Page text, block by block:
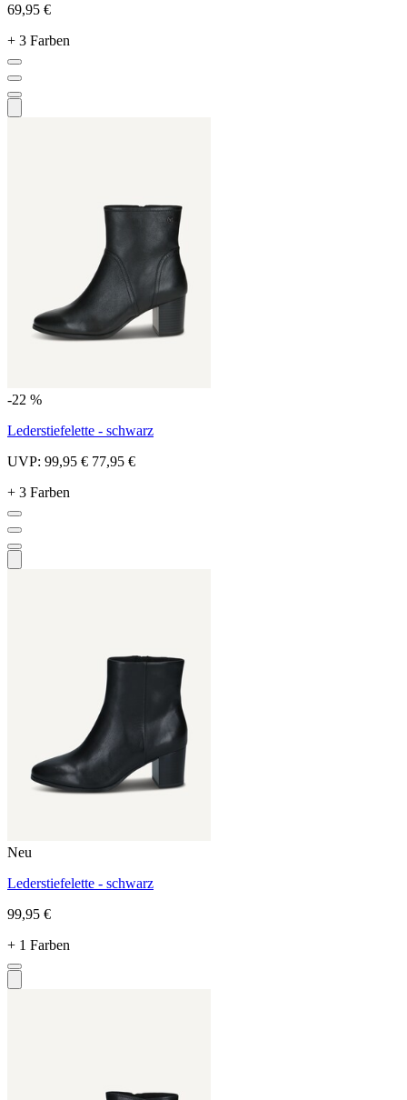
69,95 €
+ 3 Farben
-22 %
Lederstiefelette - schwarz
UVP: 99,95 € 77,95 €
+ 3 Farben
Neu
Lederstiefelette - schwarz
99,95 €
+ 1 Farben